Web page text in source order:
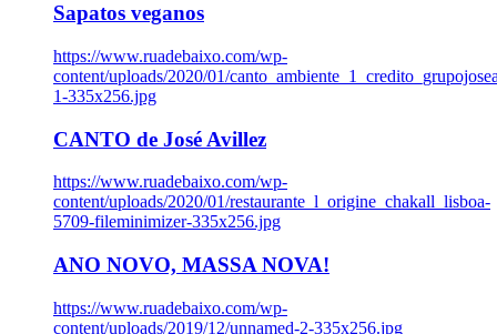
Sapatos veganos
https://www.ruadebaixo.com/wp-
content/uploads/2020/01/
1-335x256.jpg
CANTO de José Avillez
https://www.ruadebaixo.com/wp-
content/uploads/2020/01/restaurante_l_origine_chakall_lisboa-
5709-fileminimizer-335x256.jpg
ANO NOVO, MASSA NOVA!
https://www.ruadebaixo.com/wp-
content/uploads/2019/12/unnamed-2-335x256.jpg